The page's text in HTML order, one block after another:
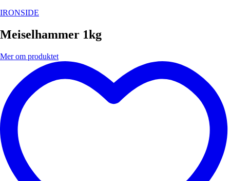
IRONSIDE
Meiselhammer 1kg
Mer om produktet